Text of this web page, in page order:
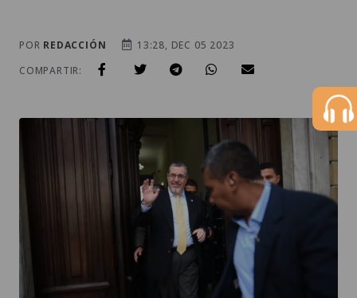
POR REDACCIÓN
13:28, DEC 05 2023
COMPARTIR: